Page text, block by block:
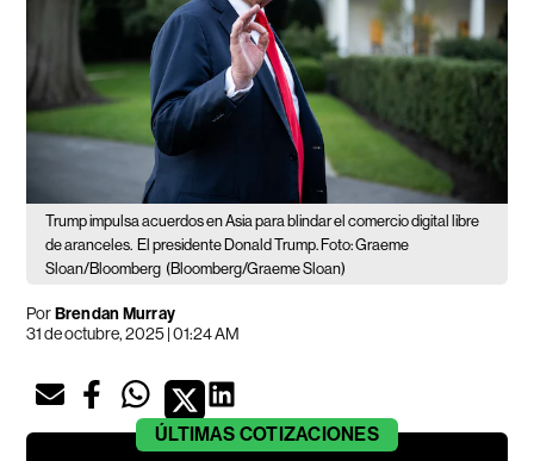
Trump impulsa acuerdos en Asia para blindar el comercio digital libre
de aranceles. El presidente Donald Trump. Foto: Graeme
Sloan/Bloomberg (Bloomberg/Graeme Sloan)
PorBrendan Murray
31 de octubre, 2025 | 01:24 AM
ÚLTIMAS COTIZACIONES